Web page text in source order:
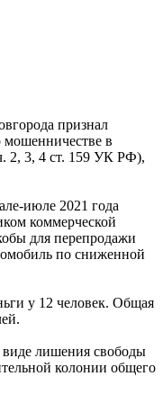
признал
в
2, 3, 4 ст. 159 УК РФ),
июле 2021 года
коммерческой
для перепродажи
по сниженной
у 12 человек. Общая
виде лишения свободы
колонии общего